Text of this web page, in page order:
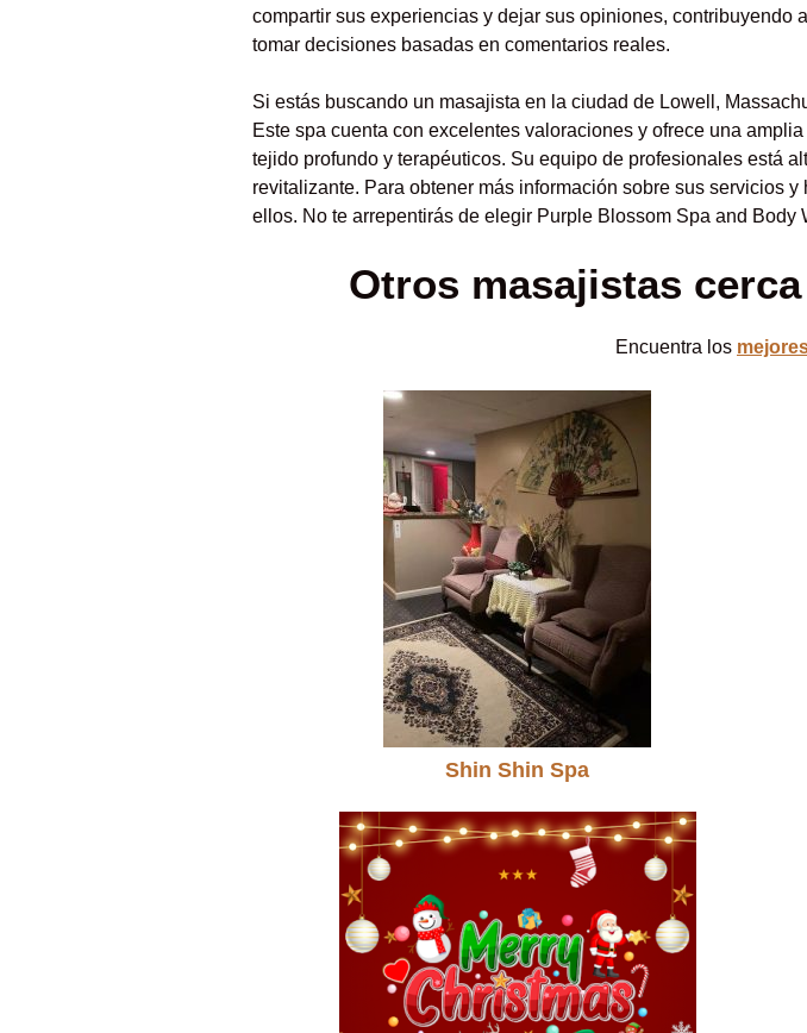
compartir sus experiencias y dejar sus opiniones,
tomar decisiones basadas en comentarios reales.
Si estás buscando un masajista en la ciudad de Lowell,
Este spa cuenta con excelentes valoraciones y ofrece una
tejido profundo y terapéuticos. Su equipo de profesionales está
revitalizante. Para obtener más información sobre sus servicios
ellos. No te arrepentirás de elegir Purple Blossom Spa and Body
Otros masajistas
Encuentra los
Shin Shin Spa